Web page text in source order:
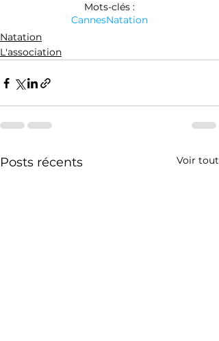
Mots-clés :
CannesNatation
Natation
L'association
Posts récents Voir tout